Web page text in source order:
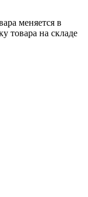
меняется в
товара на складе